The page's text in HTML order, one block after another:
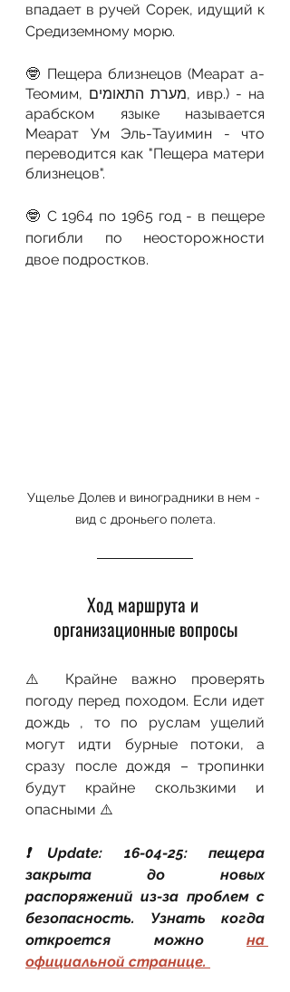
впадает в ручей Сорек, идущий к
Средиземному морю.
🤓 Пещера близнецов (Меарат а-
Теомим, מערת התאומים, ивр.) - на
арабском языке называется
Меарат Ум Эль-Тауимин - что
переводится как "Пещера матери
близнецов".
🤓 C 1964 по 1965 год - в пещере
погибли по неосторожности
двое подростков.
Ущелье Долев и виноградники в нем -
вид с дроньего полета.
Ход маршрута и
организационные вопросы
⚠️ Крайне важно проверять
погоду перед походом. Если идет
дождь , то по руслам ущелий
могут идти бурные потоки, а
сразу после дождя – тропинки
будут крайне скользкими и
опасными ⚠️
❗Update: 16-04-25: пещера
закрыта до новых
распоряжений из-за проблем с
безопасность. Узнать когда
откроется можно на
официальной странице.